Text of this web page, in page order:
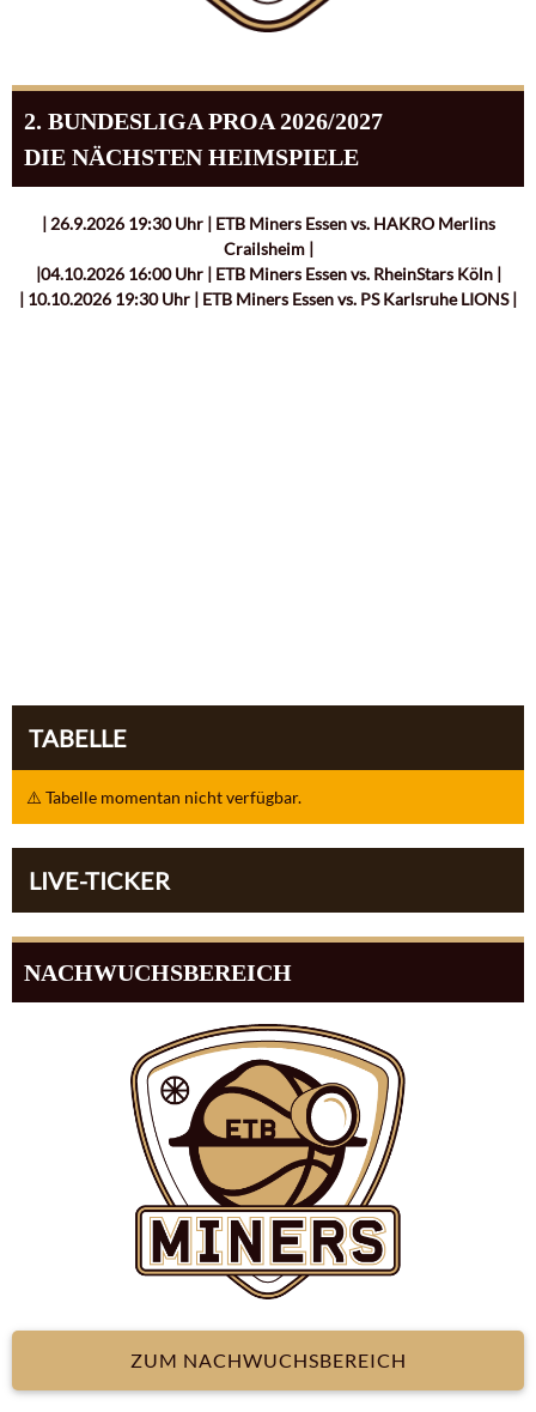
2. BUNDESLIGA PROA 2026/2027
DIE NÄCHSTEN HEIMSPIELE
| 26.9.2026 19:30 Uhr | ETB Miners Essen vs. HAKRO Merlins
Crailsheim |
|04.10.2026 16:00 Uhr | ETB Miners Essen vs. RheinStars Köln |
| 10.10.2026 19:30 Uhr | ETB Miners Essen vs. PS Karlsruhe LIONS |
TABELLE
⚠️ Tabelle momentan nicht verfügbar.
LIVE-TICKER
NACHWUCHSBEREICH
ZUM NACHWUCHSBEREICH